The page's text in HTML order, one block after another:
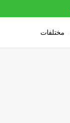
مختلفات